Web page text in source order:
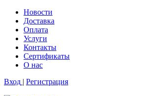
Новости
Доставка
Оплата
Услуги
Контакты
Cертификаты
О нас
Вход | Регистрация